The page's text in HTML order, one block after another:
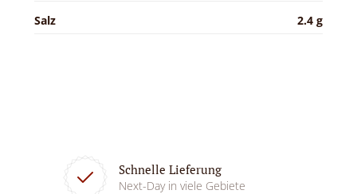
Salz 2.4 g
Schnelle Lieferung
Next-Day in viele Gebiete